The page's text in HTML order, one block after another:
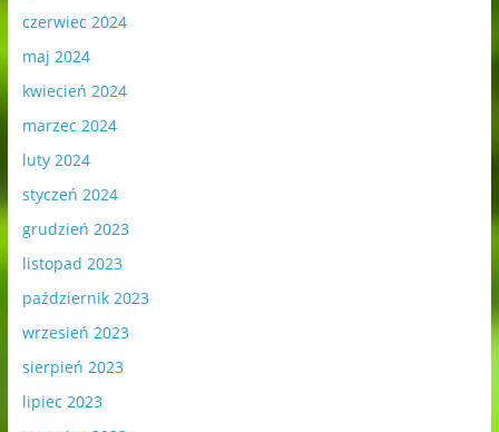
czerwiec 2024
maj 2024
kwiecień 2024
marzec 2024
luty 2024
styczeń 2024
grudzień 2023
listopad 2023
październik 2023
wrzesień 2023
sierpień 2023
lipiec 2023